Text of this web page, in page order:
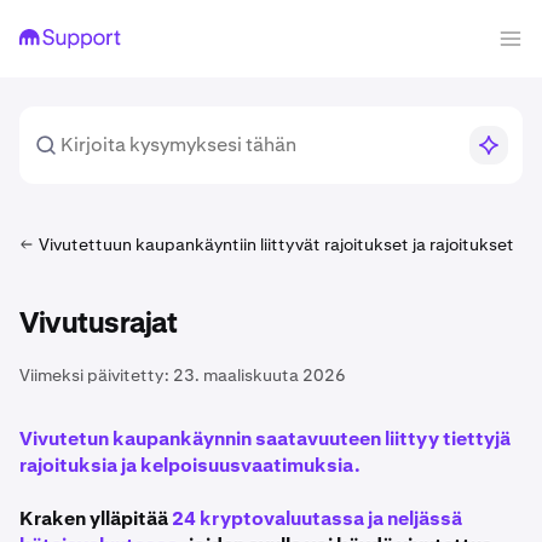
Vivutettuun kaupankäyntiin liittyvät rajoitukset ja rajoitukset
Vivutusrajat
Viimeksi päivitetty: 23. maaliskuuta 2026
Vivutetun kaupankäynnin saatavuuteen liittyy tiettyjä
rajoituksia ja kelpoisuusvaatimuksia.
Kraken ylläpitää24 kryptovaluutassa ja neljässä